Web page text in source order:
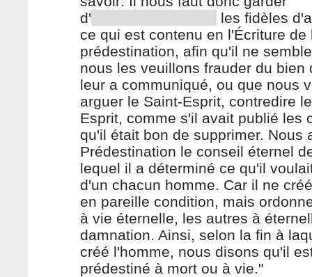
d'
les fidèles
ce qui est contenu en l'Écriture de
prédestination, afin qu'il ne
nous les veuillons frauder du bien
leur a communiqué, ou que nous
arguer le Saint-Esprit, contredire
Esprit, comme s'il avait publié les
qu'il était bon de supprimer. Nous
Prédestination le conseil éternel
lequel il a déterminé ce qu'il
d'un chacun homme. Car il ne
en pareille condition, mais
à vie éternelle, les autres à
damnation. Ainsi, selon la fin à
créé l'homme, nous disons qu'il
prédestiné à mort ou à vie."